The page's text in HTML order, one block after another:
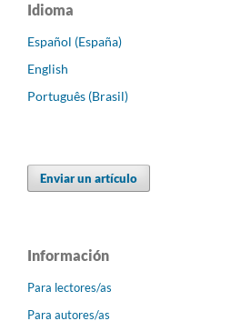
Idioma
Español (España)
English
Português (Brasil)
Enviar un artículo
Información
Para lectores/as
Para autores/as